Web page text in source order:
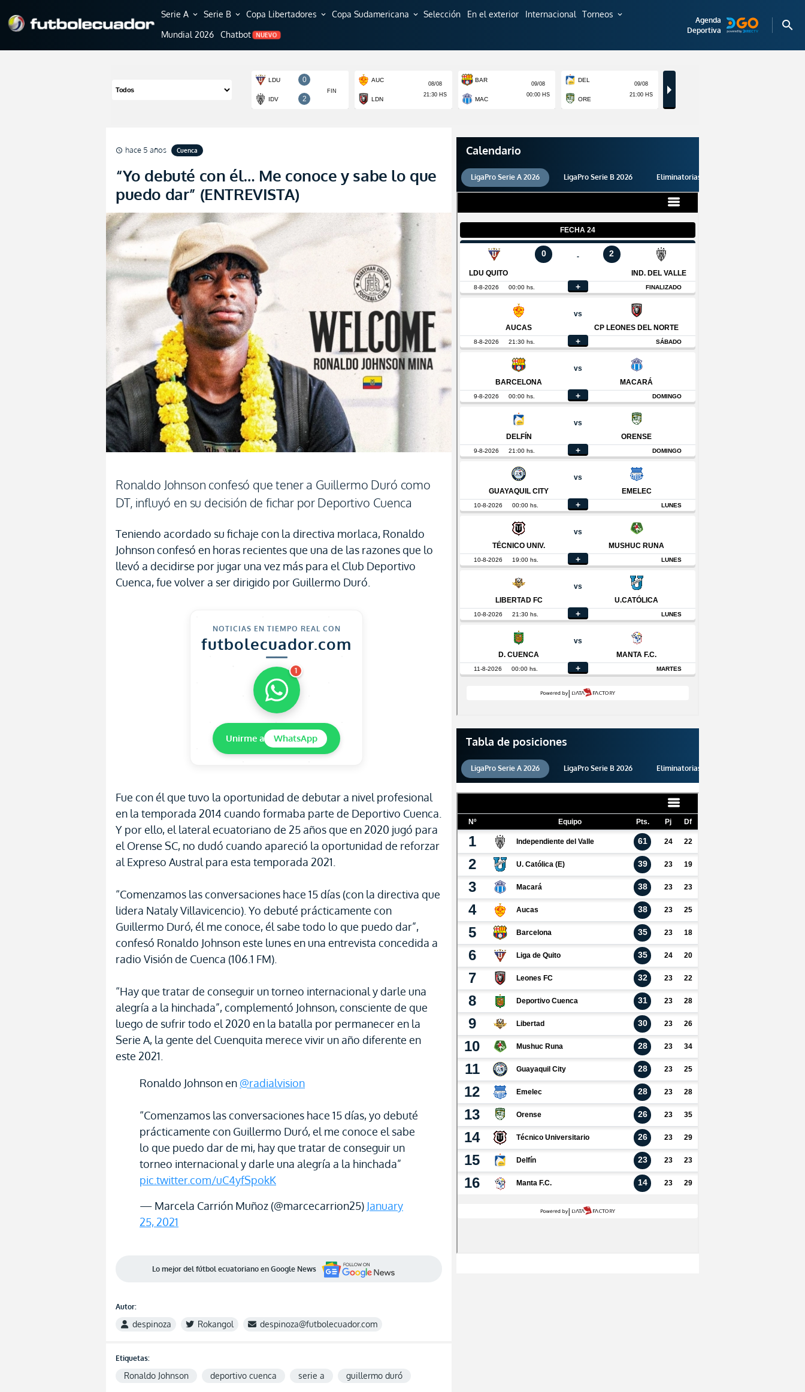
Serie A expand_more Serie B expand_more Copa Libertadores expand_more Copa Sudamericana expand_more Selección En el exterior Internacional Torneos expand_more
Mundial 2026 Chatbot NUEVO
Agenda
Deportiva
search
schedule hace 5 años Cuenca
“Yo debuté con él… Me conoce y sabe lo que
puedo dar” (ENTREVISTA)
Ronaldo Johnson confesó que tener a Guillermo Duró como
DT, influyó en su decisión de fichar por Deportivo Cuenca
Teniendo acordado su fichaje con la directiva morlaca, Ronaldo
Johnson confesó en horas recientes que una de las razones que lo
llevó a decidirse por jugar una vez más para el Club Deportivo
Cuenca, fue volver a ser dirigido por Guillermo Duró.
NOTICIAS EN TIEMPO REAL CON
futbolecuador.com
1
Unirme a WhatsApp
Fue con él que tuvo la oportunidad de debutar a nivel profesional
en la temporada 2014 cuando formaba parte de Deportivo Cuenca.
Y por ello, el lateral ecuatoriano de 25 años que en 2020 jugó para
el Orense SC, no dudó cuando apareció la oportunidad de reforzar
al Expreso Austral para esta temporada 2021.
“Comenzamos las conversaciones hace 15 días (con la directiva que
lidera Nataly Villavicencio). Yo debuté prácticamente con
Guillermo Duró, él me conoce, él sabe todo lo que puedo dar”,
confesó Ronaldo Johnson este lunes en una entrevista concedida a
radio Visión de Cuenca (106.1 FM).
“Hay que tratar de conseguir un torneo internacional y darle una
alegría a la hinchada”, complementó Johnson, consciente de que
luego de sufrir todo el 2020 en la batalla por permanecer en la
Serie A, la gente del Cuenquita merece vivir un año diferente en
este 2021.
Ronaldo Johnson en @radialvision
“Comenzamos las conversaciones hace 15 días, yo debuté
prácticamente con Guillermo Duró, el me conoce el sabe
lo que puedo dar de mi, hay que tratar de conseguir un
torneo internacional y darle una alegría a la hinchada”
pic.twitter.com/uC4yfSpokK
— Marcela Carrión Muñoz (@marcecarrion25) January
25, 2021
Lo mejor del fútbol ecuatoriano en Google News
Autor:
despinoza Rokangol despinoza@futbolecuador.com
Etiquetas:
Ronaldo Johnson deportivo cuenca serie a guillermo duró
Calendario
LigaPro Serie A 2026 LigaPro Serie B 2026 Eliminatorias 2026
Tabla de posiciones
LigaPro Serie A 2026 LigaPro Serie B 2026 Eliminatorias 2026